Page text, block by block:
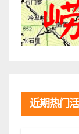
近期热门